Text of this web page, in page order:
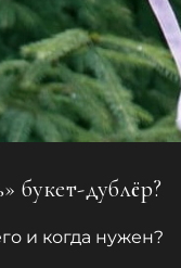
букет-дублёр?
и когда нужен?